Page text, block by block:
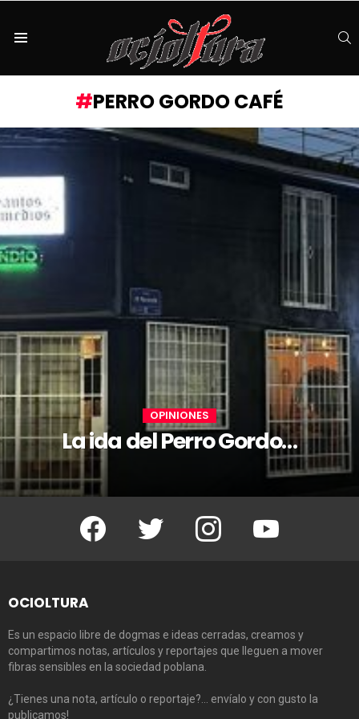
PERRO GORDO CAFÉ
OPINIONES
La ida del Perro Gordo…
Facebook Twitter Instagram Youtube
OCIOLTURA
Es un espacio libre de dogmas e ideas cerradas, creamos y
compartimos notas, artículos y reportajes que lleguen a mover
fibras sensibles en la sociedad poblana.
¿Tienes una nota, artículo o reportaje?… envíalo y con gusto la
publicamos!